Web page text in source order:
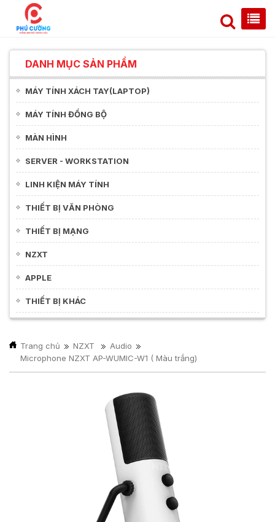
DANH MỤC SẢN PHẨM
MÁY TÍNH XÁCH TAY(LAPTOP)
MÁY TÍNH ĐỒNG BỘ
MÀN HÌNH
SERVER - WORKSTATION
LINH KIỆN MÁY TÍNH
THIẾT BỊ VĂN PHÒNG
THIẾT BỊ MẠNG
NZXT
APPLE
THIẾT BỊ KHÁC
Trang chủ NZXT
Audio
Microphone NZXT AP-WUMIC-W1 ( Màu trắng)